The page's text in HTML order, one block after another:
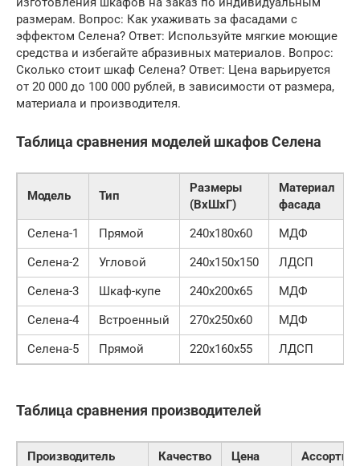
размерам. Вопрос: Как ухаживать за фасадами с
эффектом Селена? Ответ: Используйте мягкие моющие
средства и избегайте абразивных материалов. Вопрос:
Сколько стоит шкаф Селена? Ответ: Цена варьируется
от 20 000 до 100 000 рублей, в зависимости от размера,
материала и производителя.
Таблица сравнения моделей шкафов Селена
Модель Тип
Размеры
(ВхШхГ)
Материал
фасада
Селена-1
Прямой 240x180x60 МДФ
Селена-2
Угловой 240x150x150 ЛДСП
Селена-3
Шкаф-купе 240x200x65 МДФ
Селена-4
Встроенный 270x250x60 МДФ
Селена-5
Прямой 220x160x55 ЛДСП
Таблица сравнения производителей
Производитель Качество Цена